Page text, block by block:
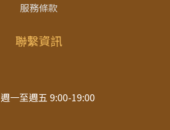
服務條款
聯繫資訊
週一至週五 9:00-19:00